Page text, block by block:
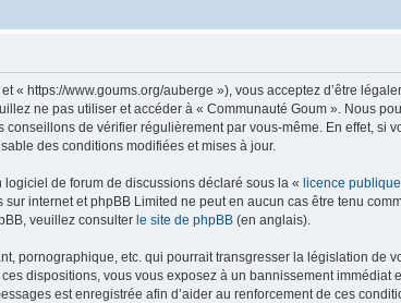
« https://www.goums.org/auberge »), vous acceptez d’être
ne pas utiliser et accéder à « Communauté Goum ». Nous
de vérifier régulièrement par vous-même. En effet, si
des conditions modifiées et mises à jour.
de forum de discussions déclaré sous la « licence
internet et phpBB Limited ne peut en aucun cas être tenu
veuillez consulter le site de phpBB (en anglais).
pornographique, etc. qui pourrait transgresser la législation de
dispositions, vous vous exposez à un bannissement immédiat
est enregistrée afin d’aider au renforcement de ces